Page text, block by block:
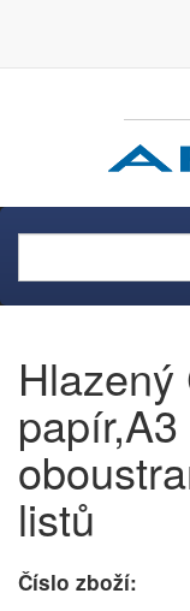
listů
Číslo zboží: